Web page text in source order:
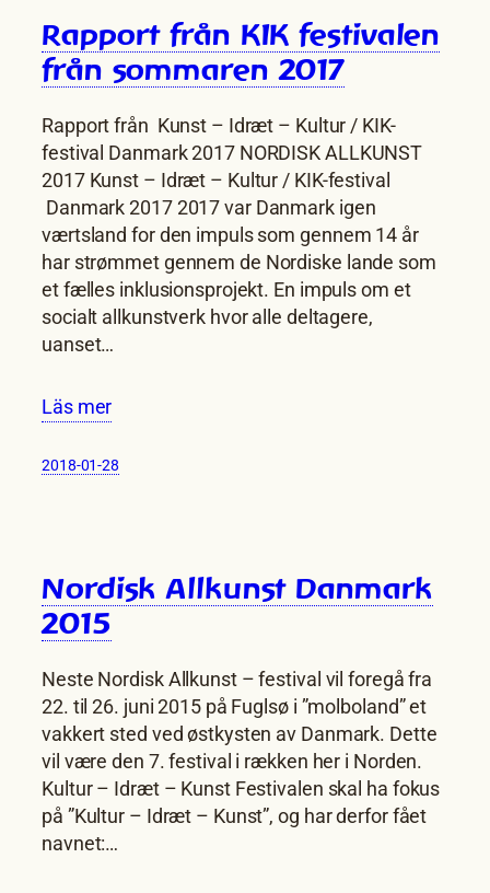
Rapport från KIK festivalen
från sommaren 2017
Rapport från Kunst – Idræt – Kultur / KIK-
festival Danmark 2017 NORDISK ALLKUNST
2017 Kunst – Idræt – Kultur / KIK-festival
Danmark 2017 2017 var Danmark igen
værtsland for den impuls som gennem 14 år
har strømmet gennem de Nordiske lande som
et fælles inklusionsprojekt. En impuls om et
socialt allkunstverk hvor alle deltagere,
uanset…
Läs mer
2018-01-28
Nordisk Allkunst Danmark
2015
Neste Nordisk Allkunst – festival vil foregå fra
22. til 26. juni 2015 på Fuglsø i ”molboland” et
vakkert sted ved østkysten av Danmark. Dette
vil være den 7. festival i rækken her i Norden.
Kultur – Idræt – Kunst Festivalen skal ha fokus
på ”Kultur – Idræt – Kunst”, og har derfor fået
navnet:…